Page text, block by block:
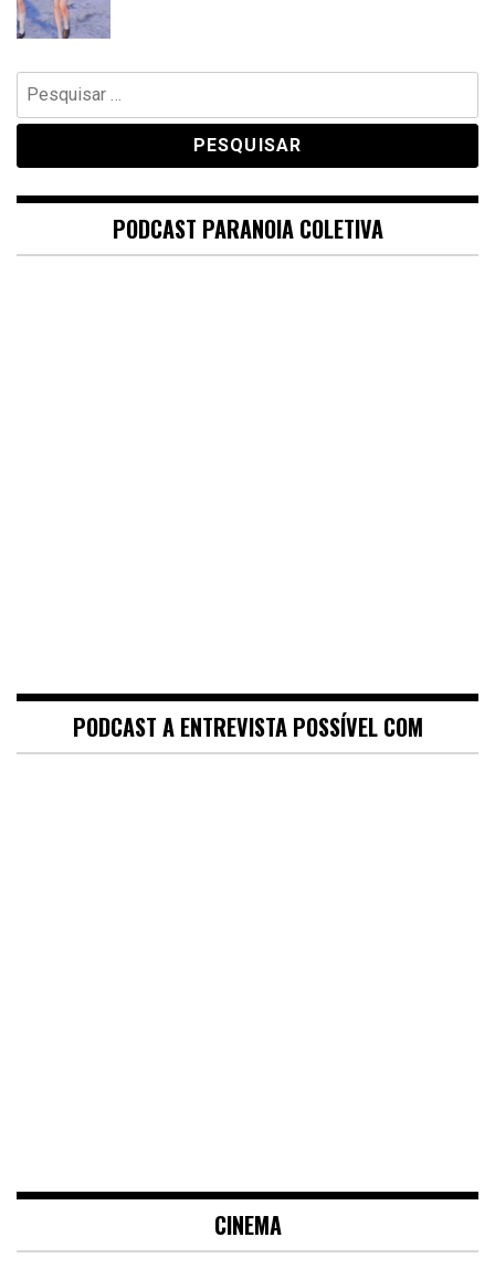
Pesquisar
por:
PODCAST PARANOIA COLETIVA
PODCAST A ENTREVISTA POSSÍVEL COM
CINEMA